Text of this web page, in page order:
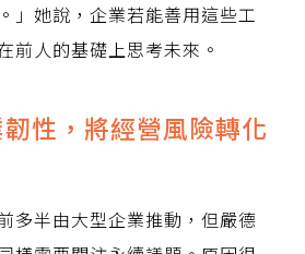
」她說，企業若能善用這些工
前人的基礎上思考未來。
性，將經營風險轉化
多半由大型企業推動，但嚴德